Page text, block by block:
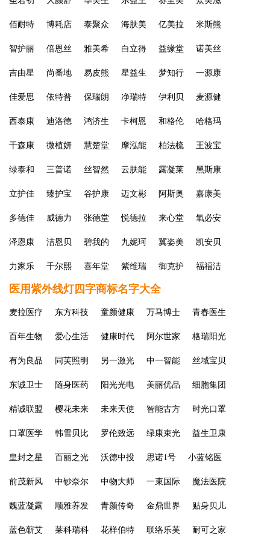
佰耐特 博耗店 泰聚众 海肤美 亿美拉 米斯熊
智护丽 倍恩丝 雅美希 白立得 益缘堂 诺美丝
吉由星 尚番地 易皮熊 星益生 梦知行 一源康
佳爱思 依特普 保瑞朗 净瑞特 伊利贝 麦源健
西泰康 迪洛德 鸿济生 卡柯恩 和格伦 哈格玛
干森康 微植妍 慧楚堂 摩泓能 柏法梳 王波宝
绿泰和 三普诺 丝智然 云肤能 露凝莱 黑斯康
立护佳 臻护宝 谷护康 迈文彬 阿斯奥 嘉康美
多德佳 威德力 张德堂 悦德拉 来心堂 氧必安
泽恩康 洁恩贝 碧我的 九妮珂 冀姿美 凯安贝
力家乐 千尔熙 喜年堂 紫维瑞 御克护 福福洁
医用紫外线灯四字商标名字大全
麦拉医疗 东方科技 童颜健康 万马博士 青春医生
百年生物 爱心生活 健康时代 阿尔世家 格瑞阳光
有为良品 同芙照明 另一激光 中一智能 丝域宝贝
东诚卫士 随身医药 阳光光电 美丽优品 细胞集团
精诚联盟 樱花未来 未来天使 智能古方 时光口罩
口罩医学 韩雪贝比 罗伦致远 绿康束光 益生卫康
皇封之星 百丽之光 沃德中投 思诺1号 小蓝铭医
前茂新风 中钞奈尔 中物大师 一束国际 魔法医院
魏蓝凝露 顺雅养发 青颜传奇 金鼎世界 贴身贝儿
蓝色蕲艾 莱科瑞科 花样伯特 联络乐芙 耐可之家